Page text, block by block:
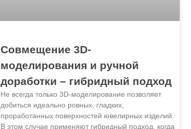
Совмещение 3D-
моделирования и ручной
доработки – гибридный подход
Не всегда только 3D-моделирование позволяет
добиться идеально ровных, гладких,
проработанных поверхностей ювелирных изделий.
В этом случае применяют гибридный подход, когда